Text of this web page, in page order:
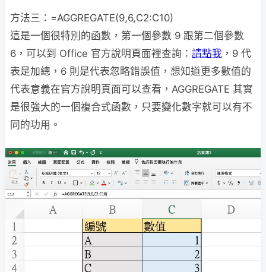
方法三：=AGGREGATE(9,6,C2:C10)
這是一個很特別的函數，第一個參數 9 跟第二個參數
6，可以到 Office 官方說明頁面裡查詢： 請點我 ，9 代
表是加總，6 則是代表忽略錯誤值，想知道更多數值的
代表意義在官方說明頁面可以查看，AGGREGATE 其實
是很強大的一個複合式函數，只要變化數字就可以有不
同的功用。